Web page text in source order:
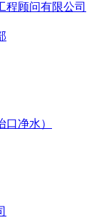
程顾问有限公司
净水）